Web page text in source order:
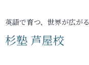
英語で育つ、世界が広がる
杉塾 芦屋校